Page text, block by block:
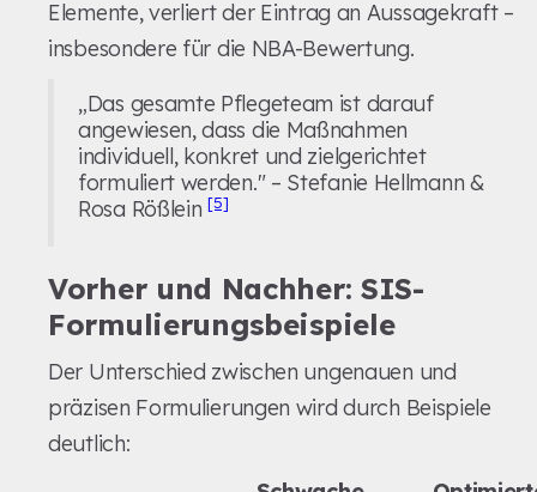
Elemente, verliert der Eintrag an Aussagekraft –
insbesondere für die NBA-Bewertung.
„Das gesamte Pflegeteam ist darauf
angewiesen, dass die Maßnahmen
individuell, konkret und zielgerichtet
formuliert werden." – Stefanie Hellmann &
Rosa Rößlein[5]
Vorher und Nachher: SIS-
Formulierungsbeispiele
Der Unterschied zwischen ungenauen und
präzisen Formulierungen wird durch Beispiele
deutlich: